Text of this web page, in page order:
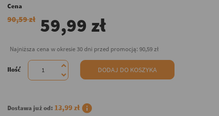
Cena
90,59 zł 59,99 zł
Najniższa cena w okresie 30 dni przed promocją: 90,59 zł
Ilość DODAJ DO KOSZYKA
Dostawa już od: 13,99 zł info